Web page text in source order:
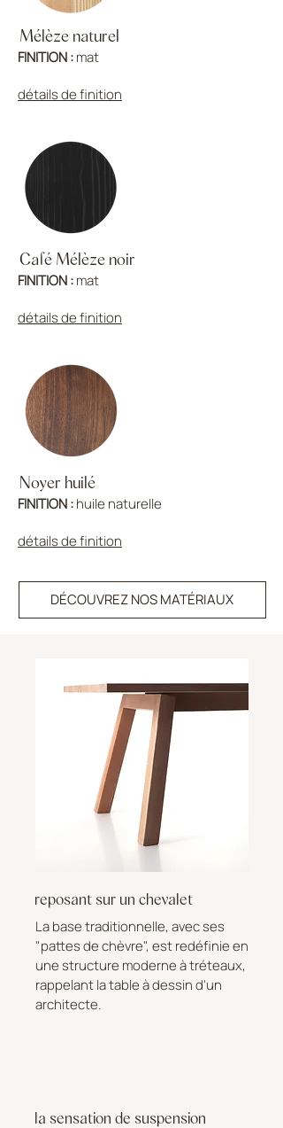
Mélèze naturel
FINITION :mat
détails de finition
Café Mélèze noir
FINITION :mat
détails de finition
Noyer huilé
FINITION :huile naturelle
détails de finition
DÉCOUVREZ NOS MATÉRIAUX
reposant sur un chevalet
La base traditionnelle, avec ses
"pattes de chèvre", est redéfinie en
une structure moderne à tréteaux,
rappelant la table à dessin d'un
architecte.
la sensation de suspension